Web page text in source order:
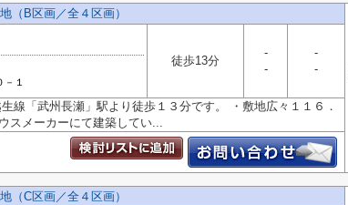
（B区画／全４区画）
－１
徒歩13分
-
-
-
-
線「武州長瀬」駅より徒歩１３分です。 ・敷地広々１１６．
スメーカーにて建築してい...
（C区画／全４区画）